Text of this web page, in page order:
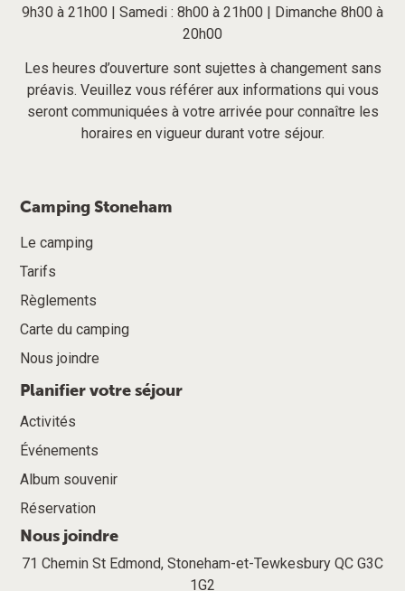
9h30 à 21h00 | Samedi : 8h00 à 21h00 | Dimanche 8h00 à
20h00
Les heures d’ouverture sont sujettes à changement sans
préavis. Veuillez vous référer aux informations qui vous
seront communiquées à votre arrivée pour connaître les
horaires en vigueur durant votre séjour.
Camping Stoneham
Le camping
Tarifs
Règlements
Carte du camping
Nous joindre
Planifier votre séjour
Activités
Événements
Album souvenir
Réservation
Nous joindre
71 Chemin St Edmond, Stoneham-et-Tewkesbury QC G3C
1G2